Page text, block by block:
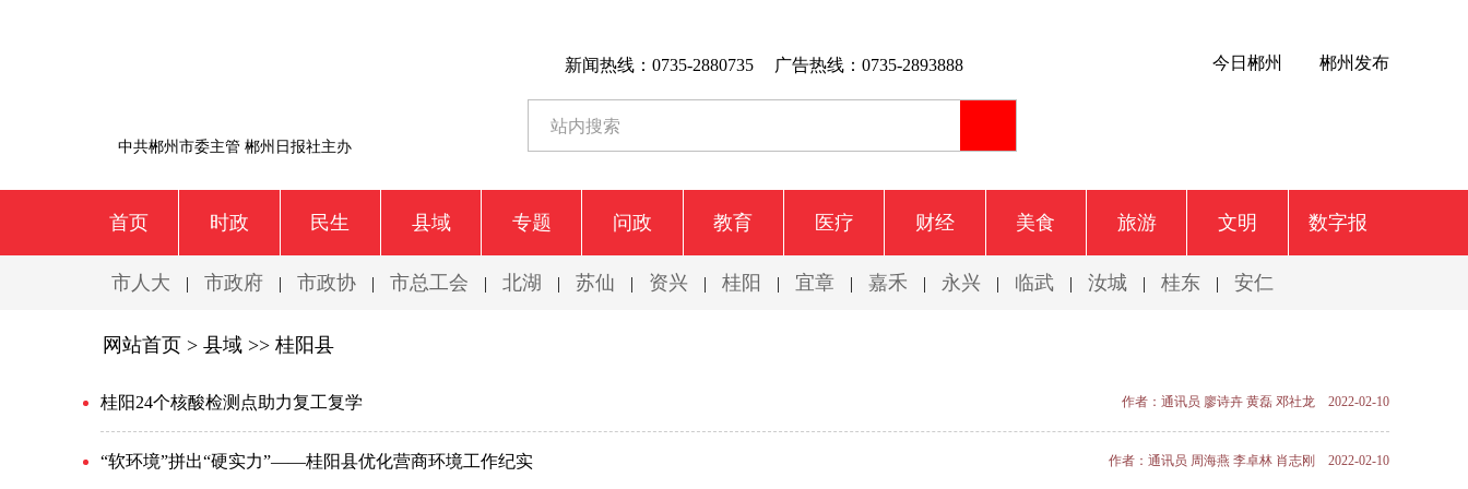
中共郴州市委主管 郴州日报社主办
新闻热线：0735-2880735 广告热线：0735-2893888 今日郴州 郴州发布
首页 时政 民生 县域 专题 问政 教育 医疗 财经 美食 旅游 文明 数字报
市人大 | 市政府 | 市政协 | 市总工会 | 北湖 | 苏仙 | 资兴 | 桂阳 | 宜章 | 嘉禾 | 永兴 | 临武 | 汝城 | 桂东 | 安仁
网站首页 > 县域 >> 桂阳县
桂阳24个核酸检测点助力复工复学 作者：通讯员 廖诗卉 黄磊 邓社龙 2022-02-10
“软环境”拼出“硬实力”——桂阳县优化营商环境工作纪实 作者：通讯员 周海燕 李卓林 肖志刚 2022-02-10